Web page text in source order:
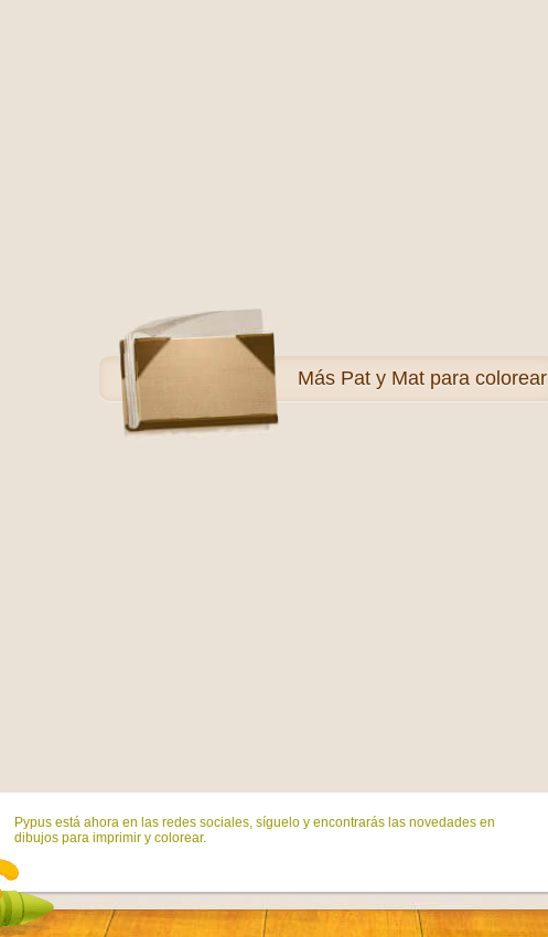
Más Pat y Mat para colorear
Pypus está ahora en las redes sociales, síguelo y encontrarás las novedades en
dibujos para imprimir y colorear.